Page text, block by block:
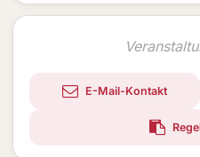
E-Mail-Kontakt